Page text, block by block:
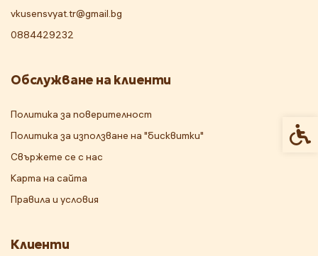
vkusensvyat.tr@gmail.bg
0884429232
Обслужване на клиенти
Политика за поверителност
Политика за използване на "бисквитки"
Свържете се с нас
Карта на сайта
Правила и условия
Клиенти